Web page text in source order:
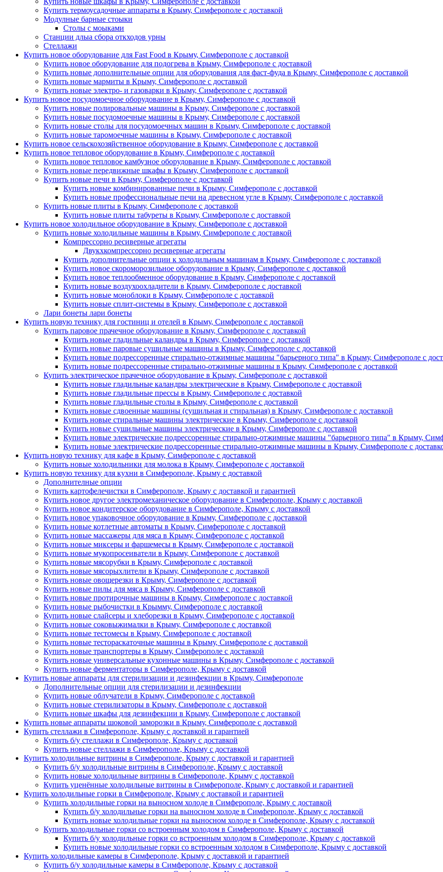
Купить термоусадочные аппараты в Крыму, Симферополе с доставкой
Модулные барные стоыки
Столы с моыками
Станции длыа сбора откходов урны
Стеллажи
Купить новое оборудование для Fast Food в Крыму, Симферополе с доставкой
Купить новое оборудование для подогрева в Крыму, Симферополе с доставкой
Купить новые дополнительные опции для оборудования для фаст-фуда в Крыму, Симферополе с доставкой
Купить новые мармиты в Крыму, Симферополе с доставкой
Купить новые электро- и газоварки в Крыму, Симферополе с доставкой
Купить новое посудомоечное оборудование в Крыму, Симферополе с доставкой
Купить новые полировальные машины в Крыму, Симферополе с доставкой
Купить новые посудомоечные машины в Крыму, Симферополе с доставкой
Купить новые столы для посудомоечных машин в Крыму, Симферополе с доставкой
Купить новые таромоечные машины в Крыму, Симферополе с доставкой
Купить новое сельскохозяйственное оборудование в Крыму, Симферополе с доставкой
Купить новое тепловое оборудование в Крыму, Симферополе с доставкой
Купить новое тепловое камбузное оборудование в Крыму, Симферополе с доставкой
Купить новые передвижные шкафы в Крыму, Симферополе с доставкой
Купить новые печи в Крыму, Симферополе с доставкой
Купить новые комбинированные печи в Крыму, Симферополе с доставкой
Купить новые профессиональные печи на древесном угле в Крыму, Симферополе с доставкой
Купить новые плиты в Крыму, Симферополе с доставкой
Купить новые плиты табуреты в Крыму, Симферополе с доставкой
Купить новое холодильное оборудование в Крыму, Симферополе с доставкой
Купить новые холодильные машины в Крыму, Симферополе с доставкой
Компрессорно ресиверные агрегаты
Двукхкомпрессорно ресиверные агрегаты
Купить дополнительные опции к холодильным машинам в Крыму, Симферополе с доставкой
Купить новое скороморозильное оборудование в Крыму, Симферополе с доставкой
Купить новое теплообменное оборудование в Крыму, Симферополе с доставкой
Купить новые воздухоохладители в Крыму, Симферополе с доставкой
Купить новые моноблоки в Крыму, Симферополе с доставкой
Купить новые сплит-системы в Крыму, Симферополе с доставкой
Лари бонеты лари бонеты
Купить новую технику для гостиниц и отелей в Крыму, Симферополе с доставкой
Купить паровое прачечное оборудование в Крыму, Симферополе с доставкой
Купить новые гладильные каландры в Крыму, Симферополе с доставкой
Купить новые паровые сушильные машины в Крыму, Симферополе с доставкой
Купить новые подрессоренные стирально-отжимные машины "барьерного типа" в Крыму, Симферополе с
Купить новые подрессоренные стирально-отжимные машины в Крыму, Симферополе с доставкой
Купить электрическое прачечное оборудование в Крыму, Симферополе с доставкой
Купить новые гладильные каландры электрические в Крыму, Симферополе с доставкой
Купить новые гладильные прессы в Крыму, Симферополе с доставкой
Купить новые гладильные столы в Крыму, Симферополе с доставкой
Купить новые сдвоенные машины (сушильная и стиральная) в Крыму, Симферополе с доставкой
Купить новые стиральные машины электрические в Крыму, Симферополе с доставкой
Купить новые сушильные машины электрические в Крыму, Симферополе с доставкой
Купить новые электрические подрессоренные стирально-отжимные машины "барьерного типа" в Крыму,
Купить новые электрические подрессоренные стирально-отжимные машины в Крыму, Симферополе с
Купить новую технику для кафе в Крыму, Симферополе с доставкой
Купить новые холодильники для молока в Крыму, Симферополе с доставкой
Купить новую технику для кухни в Симферополе, Крыму с доставкой
Дополнителные опции
Купить картофелечистки в Симферополе, Крыму с доставкой и гарантией
Купить новое другое электромеханическое оборудование в Симферополе, Крыму с доставкой
Купить новое кондитерское оборудование в Симферополе, Крыму с доставкой
Купить новое упаковочное оборудование в Крыму, Симферополе с доставкой
Купить новые котлетные автоматы в Крыму, Симферополе с доставкой
Купить новые массажеры для мяса в Крыму, Симферополе с доставкой
Купить новые миксеры и фаршемесы в Крыму, Симферополе с доставкой
Купить новые мукопросеиватели в Крыму, Симферополе с доставкой
Купить новые мясорубки в Крыму, Симферополе с доставкой
Купить новые мясорыхлители в Крыму, Симферополе с доставкой
Купить новые овощерезки в Крыму, Симферополе с доставкой
Купить новые пилы для мяса в Крыму, Симферополе с доставкой
Купить новые протирочные машины в Крыму, Симферополе с доставкой
Купить новые рыбочистки в Крымму, Симферополе с доставкой
Купить новые слайсеры и хлеборезки в Крыму, Симферополе с доставкой
Купить новые соковыжималки в Крыму, Симферополе с доставкой
Купить новые тестомесы в Крыму, Симферополе с доставкой
Купить новые тестораскаточные машины в Крыму, Симферополе с доставкой
Купить новые транспортеры в Крыму, Симферополе с доставкой
Купить новые универсальные кухонные машины в Крыму, Симферополе с доставкой
Купить новые ферментаторы в Симферополе, Крыму с доставкой
Купить новые аппараты для стерилизации и дезинфекции в Крыму, Симферополе
Дополнительные опции для стерилизации и дезинфекции
Купить новые облучатели в Крыму, Симферополе с доставкой
Купить новые стерилизаторы в Крыму, Симферополе с доставкой
Купить новые шкафы для дезинфекции в Крыму, Симферополе с доставкой
Купить новые аппараты шоковой заморозки в Крыму, Симферополе с доставкой
Купить стеллажи в Симферополе, Крыму с доставкой и гарантией
Купить б/у стеллажи в Симферополе, Крыму с доставкой
Купить новые стеллажи в Симферополе, Крыму с доставкой
Купить холодильные витрины в Симферополе, Крыму с доставкой и гарантией
Купить б/у холодильные витрины в Симферополе, Крыму с доставкой
Купить новые холодильные витрины в Симферополе, Крыму с доставкой
Купить уценённые холодильные витрины в Симферополе, Крыму с доставкой и гарантией
Купить холодильные горки в Симферополе, Крыму с доставкой и гарантией
Купить холодильные горки на выносном холоде в Симферополе, Крыму с доставкой
Купить б/у холодильные горки на выносном холоде в Симферополе, Крыму с доставкой
Купить новые холодильные горки на выносном холоде в Симферополе, Крыму с доставкой
Купить холодильные горки со встроенным холодом в Симферополе, Крыму с доставкой
Купить б/у холодильные горки со встроенным холодом в Симферополе, Крыму с доставкой
Купить новые холодильные горки со встроенным холодом в Симферополе, Крыму с доставкой
Купить холодильные камеры в Симферополе, Крыму с доставкой и гарантией
Купить б/у холодильные камеры в Симферополе, Крыму с доставкой